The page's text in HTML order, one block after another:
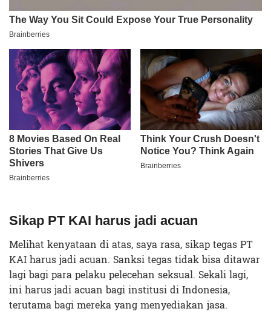
Sikap PT KAI harus jadi acuan
Melihat kenyataan di atas, saya rasa, sikap tegas PT
KAI harus jadi acuan. Sanksi tegas tidak bisa ditawar
lagi bagi para pelaku pelecehan seksual. Sekali lagi,
ini harus jadi acuan bagi institusi di Indonesia,
terutama bagi mereka yang menyediakan jasa.